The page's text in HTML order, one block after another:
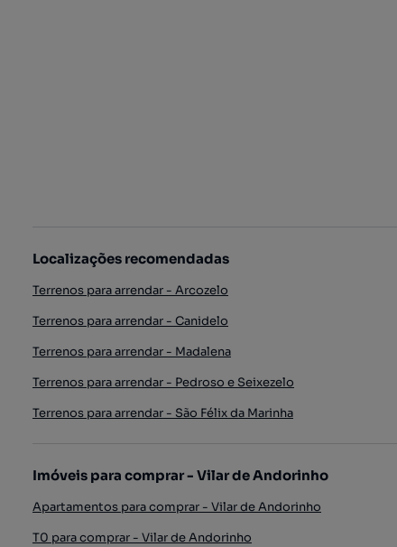
Localizações recomendadas
Terrenos para arrendar - Arcozelo
Terrenos para arrendar - Canidelo
Terrenos para arrendar - Madalena
Terrenos para arrendar - Pedroso e Seixezelo
Terrenos para arrendar - São Félix da Marinha
Imóveis para comprar - Vilar de Andorinho
Apartamentos para comprar - Vilar de Andorinho
T0 para comprar - Vilar de Andorinho